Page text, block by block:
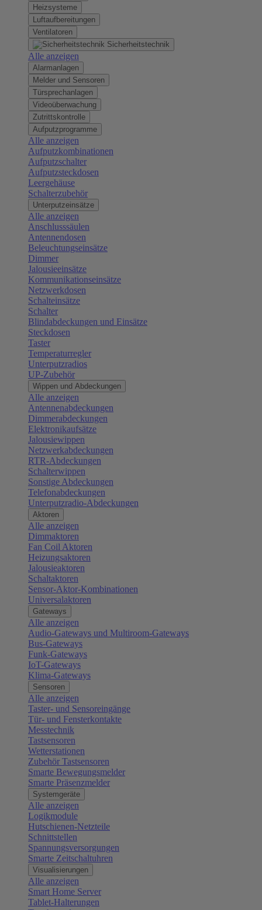
Heizsysteme
Luftaufbereitungen
Ventilatoren
Sicherheitstechnik
Alle anzeigen
Alarmanlagen
Melder und Sensoren
Türsprechanlagen
Videoüberwachung
Zutrittskontrolle
Aufputzprogramme
Alle anzeigen
Aufputzkombinationen
Aufputzschalter
Aufputzsteckdosen
Leergehäuse
Schalterzubehör
Unterputzeinsätze
Alle anzeigen
Anschlusssäulen
Antennendosen
Beleuchtungseinsätze
Dimmer
Jalousieeinsätze
Kommunikationseinsätze
Netzwerkdosen
Schalteinsätze
Schalter
Blindabdeckungen und Einsätze
Steckdosen
Taster
Temperaturregler
Unterputzradios
UP-Zubehör
Wippen und Abdeckungen
Alle anzeigen
Antennenabdeckungen
Dimmerabdeckungen
Elektronikaufsätze
Jalousiewippen
Netzwerkabdeckungen
RTR-Abdeckungen
Schalterwippen
Sonstige Abdeckungen
Telefonabdeckungen
Unterputzradio-Abdeckungen
Aktoren
Alle anzeigen
Dimmaktoren
Fan Coil Aktoren
Heizungsaktoren
Jalousieaktoren
Schaltaktoren
Sensor-Aktor-Kombinationen
Universalaktoren
Gateways
Alle anzeigen
Audio-Gateways und Multiroom-Gateways
Bus-Gateways
Funk-Gateways
IoT-Gateways
Klima-Gateways
Sensoren
Alle anzeigen
Taster- und Sensoreingänge
Tür- und Fensterkontakte
Messtechnik
Tastsensoren
Wetterstationen
Zubehör Tastsensoren
Smarte Bewegungsmelder
Smarte Präsenzmelder
Systemgeräte
Alle anzeigen
Logikmodule
Hutschienen-Netzteile
Schnittstellen
Spannungsversorgungen
Smarte Zeitschaltuhren
Visualisierungen
Alle anzeigen
Smart Home Server
Tablet-Halterungen